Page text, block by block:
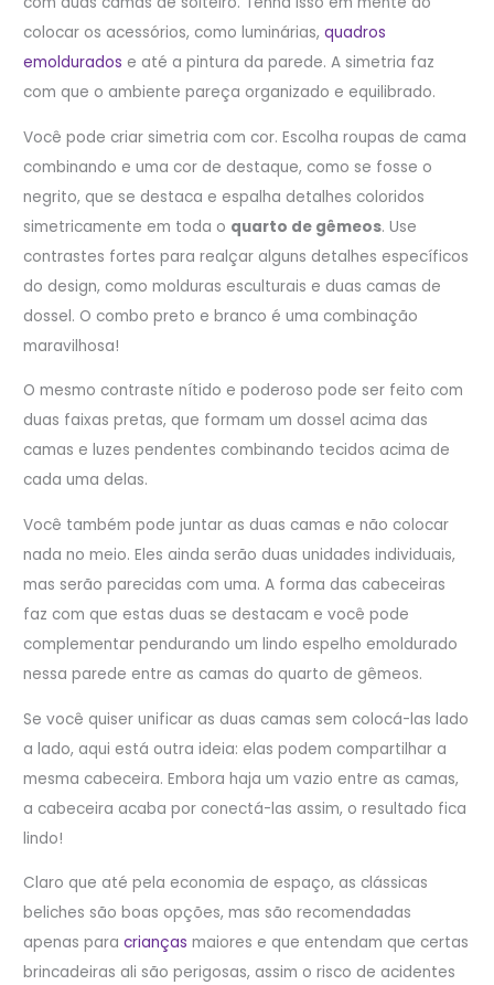
colocar os acessórios, como luminárias,quadros
emoldurados e até a pintura da parede. A simetria faz
com que o ambiente pareça organizado e equilibrado.
Você pode criar simetria com cor. Escolha roupas de cama
combinando e uma cor de destaque, como se fosse o
negrito, que se destaca e espalha detalhes coloridos
simetricamente em toda o quarto de gêmeos. Use
contrastes fortes para realçar alguns detalhes específicos
do design, como molduras esculturais e duas camas de
dossel. O combo preto e branco é uma combinação
maravilhosa!
O mesmo contraste nítido e poderoso pode ser feito com
duas faixas pretas, que formam um dossel acima das
camas e luzes pendentes combinando tecidos acima de
cada uma delas.
Você também pode juntar as duas camas e não colocar
nada no meio. Eles ainda serão duas unidades individuais,
mas serão parecidas com uma. A forma das cabeceiras
faz com que estas duas se destacam e você pode
complementar pendurando um lindo espelho emoldurado
nessa parede entre as camas do quarto de gêmeos.
Se você quiser unificar as duas camas sem colocá-las lado
a lado, aqui está outra ideia: elas podem compartilhar a
mesma cabeceira. Embora haja um vazio entre as camas,
a cabeceira acaba por conectá-las assim, o resultado fica
lindo!
Claro que até pela economia de espaço, as clássicas
beliches são boas opções, mas são recomendadas
apenas paracrianças maiores e que entendam que certas
brincadeiras ali são perigosas, assim o risco de acidentes